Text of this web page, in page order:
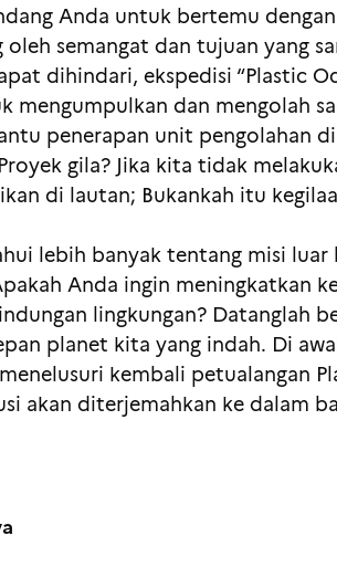
Anda untuk bertemu
semangat dan tujuan yang
dihindari, ekspedisi “Plastic
mengumpulkan dan mengolah
penerapan unit pengolahan
gila? Jika kita tidak
di lautan; Bukankah itu
lebih banyak tentang misi
Anda ingin meningkatkan
lingkungan? Datanglah
planet kita yang indah. Di
kembali petualangan
akan diterjemahkan ke dalam